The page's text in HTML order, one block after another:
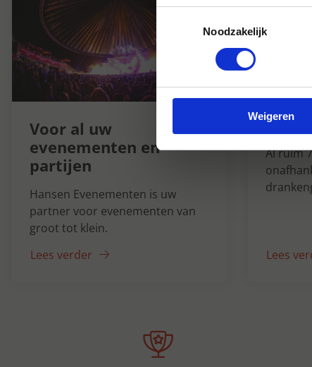
Noodzakelijk
Weigeren
Voor al uw
evenementen en
partijen
Hansen Evenementen is uw
partner voor evenementen van
groot tot klein.
Lees verder
1947
Al ruim
Lees